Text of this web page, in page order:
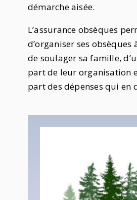
démarche aisée.
L’assurance obsèques
d’organiser ses obsèques
de soulager sa famille,
part de leur organisation
part des dépenses qui en